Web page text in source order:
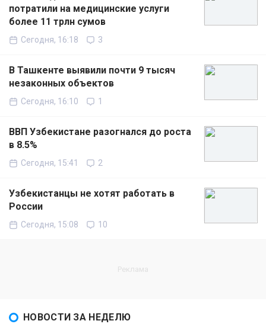
потратили на медицинские услуги
более 11 трлн сумов
Сегодня, 16:18 3
В Ташкенте выявили почти 9 тысяч
незаконных объектов
Сегодня, 16:10 1
ВВП Узбекистане разогнался до роста
в 8.5%
Сегодня, 15:41 2
Узбекистанцы не хотят работать в
России
Сегодня, 15:08 10
НОВОСТИ ЗА НЕДЕЛЮ